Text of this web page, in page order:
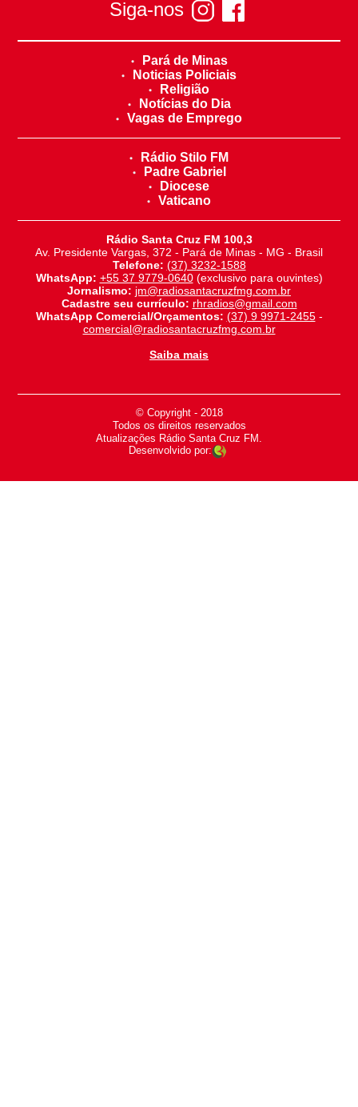
Siga-nos
Pará de Minas
Noticias Policiais
Religião
Notícias do Dia
Vagas de Emprego
Rádio Stilo FM
Padre Gabriel
Diocese
Vaticano
Rádio Santa Cruz FM 100,3
Av. Presidente Vargas, 372 - Pará de Minas - MG - Brasil
Telefone: (37) 3232-1588
WhatsApp: +55 37 9779-0640(exclusivo para ouvintes)
Jornalismo: jm@radiosantacruzfmg.com.br
Cadastre seu currículo: rhradios@gmail.com
WhatsApp Comercial/Orçamentos: (37) 9 9971-2455-
comercial@radiosantacruzfmg.com.br
Saiba mais
© Copyright - 2018
-
Todos os direitos reservados
-
Atualizações Rádio Santa Cruz FM.
Desenvolvido por: